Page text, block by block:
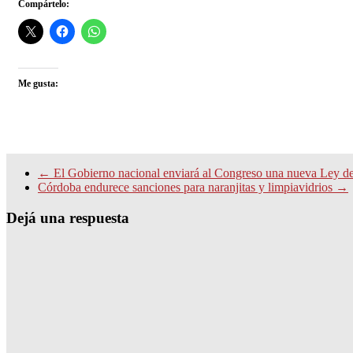
Compártelo:
Me gusta:
← El Gobierno nacional enviará al Congreso una nueva Ley
Córdoba endurece sanciones para naranjitas y limpiavidrios →
Dejá una respuesta